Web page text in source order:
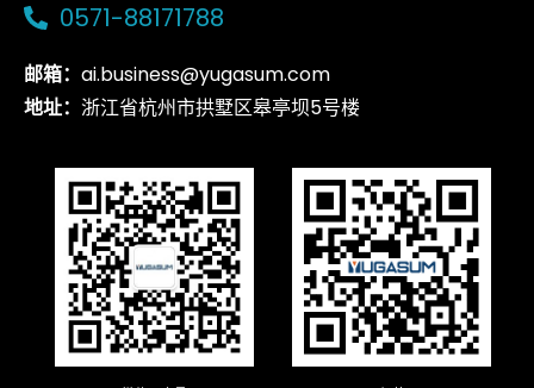
0571-88171788
邮箱： ai.business@yugasum.com
地址： 浙江省杭州市拱墅区皋亭坝5号楼